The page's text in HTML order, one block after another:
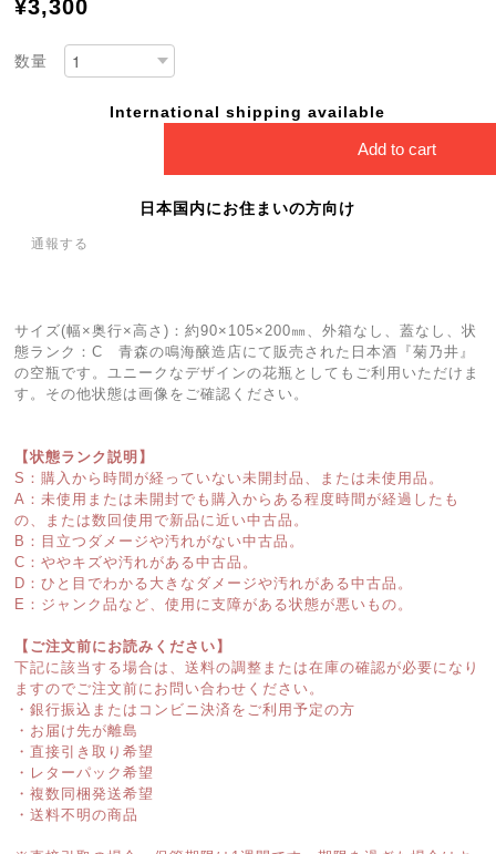
¥3,300
数量
International shipping available
Add to cart
日本国内にお住まいの方向け
通報する
サイズ(幅×奥行×高さ)：約90×105×200㎜、外箱なし、蓋なし、状
態ランク：C 青森の鳴海醸造店にて販売された日本酒『菊乃井』
の空瓶です。ユニークなデザインの花瓶としてもご利用いただけま
す。その他状態は画像をご確認ください。
【状態ランク説明】
S：購入から時間が経っていない未開封品、または未使用品。
A：未使用または未開封でも購入からある程度時間が経過したも
の、または数回使用で新品に近い中古品。
B：目立つダメージや汚れがない中古品。
C：ややキズや汚れがある中古品。
D：ひと目でわかる大きなダメージや汚れがある中古品。
E：ジャンク品など、使用に支障がある状態が悪いもの。
【ご注文前にお読みください】
下記に該当する場合は、送料の調整または在庫の確認が必要になり
ますのでご注文前にお問い合わせください。
・銀行振込またはコンビニ決済をご利用予定の方
・お届け先が離島
・直接引き取り希望
・レターパック希望
・複数同梱発送希望
・送料不明の商品